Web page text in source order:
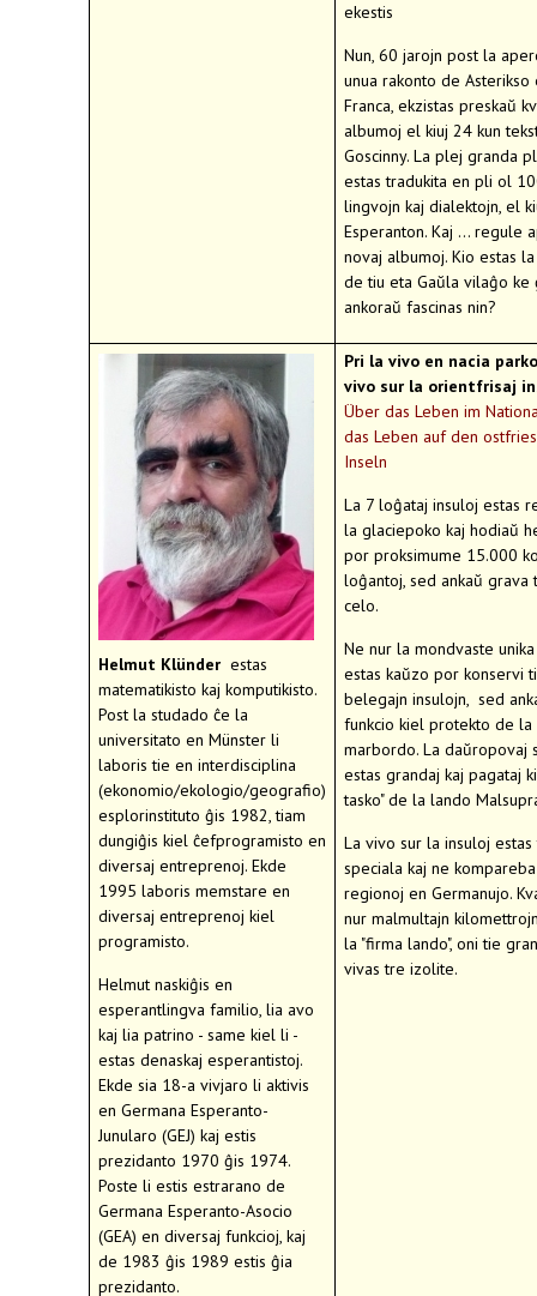
ekestis
Nun, 60 jarojn post la
unua rakonto de Asterikso
Franca, ekzistas preskaŭ
albumoj el kiuj 24 kun
Goscinny. La plej granda
estas tradukita en pli ol
lingvojn kaj dialektojn, el
Esperanton. Kaj ... regule
novaj albumoj. Kio estas
de tiu eta Gaŭla vilaĝo ke
ankoraŭ fascinas nin?
Helmut Klünderestas
matematikisto kaj komputikisto.
Post la studado ĉe la
universitato en Münster li
laboris tie en interdisciplina
(ekonomio/ekologio/geografio)
esplorinstituto ĝis 1982, tiam
dungiĝis kiel ĉefprogramisto en
diversaj entreprenoj. Ekde
1995 laboris memstare en
diversaj entreprenoj kiel
programisto.
Helmut naskiĝis en
esperantlingva familio, lia avo
kaj lia patrino - same kiel li -
estas denaskaj esperantistoj.
Ekde sia 18-a vivjaro li aktivis
en Germana Esperanto-
Junularo (GEJ) kaj estis
prezidanto 1970 ĝis 1974.
Poste li estis estrarano de
Germana Esperanto-Asocio
(GEA) en diversaj funkcioj, kaj
de 1983 ĝis 1989 estis ĝia
prezidanto.
Pri la vivo en nacia
vivo sur la orientfrisaj
Über das Leben im
das Leben auf den
Inseln
La 7 loĝataj insuloj estas
la glaciepoko kaj hodiaŭ
por proksimume 15.000
loĝantoj, sed ankaŭ grava
celo.
Ne nur la mondvaste
estas kaŭzo por konservi
belegajn insulojn, sed
funkcio kiel protekto de la
marbordo. La daŭropovaj
estas grandaj kaj pagataj
tasko" de la lando
La vivo sur la insuloj
speciala kaj ne
regionoj en Germanujo.
nur malmultajn
la "firma lando", oni tie
vivas tre izolite.